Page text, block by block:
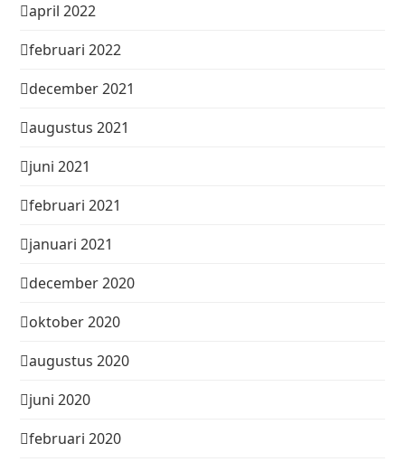
april 2022
februari 2022
december 2021
augustus 2021
juni 2021
februari 2021
januari 2021
december 2020
oktober 2020
augustus 2020
juni 2020
februari 2020